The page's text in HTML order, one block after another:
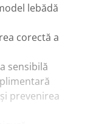
lebădă
corectă a
sensibilă
prevenirea